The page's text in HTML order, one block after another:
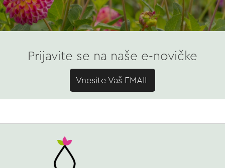
Prijavite se na naše e-novičke
Vnesite Vaš EMAIL